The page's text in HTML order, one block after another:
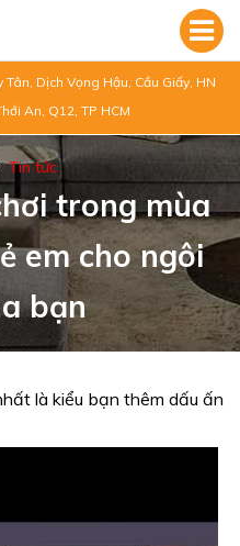
Dịch Vọng Hậu, Cầu Giấy, HN
An, Q12, TP HCM
Tin tức
trong mùa
em cho ngôi
bạn
là kiểu bạn thêm dấu ấn